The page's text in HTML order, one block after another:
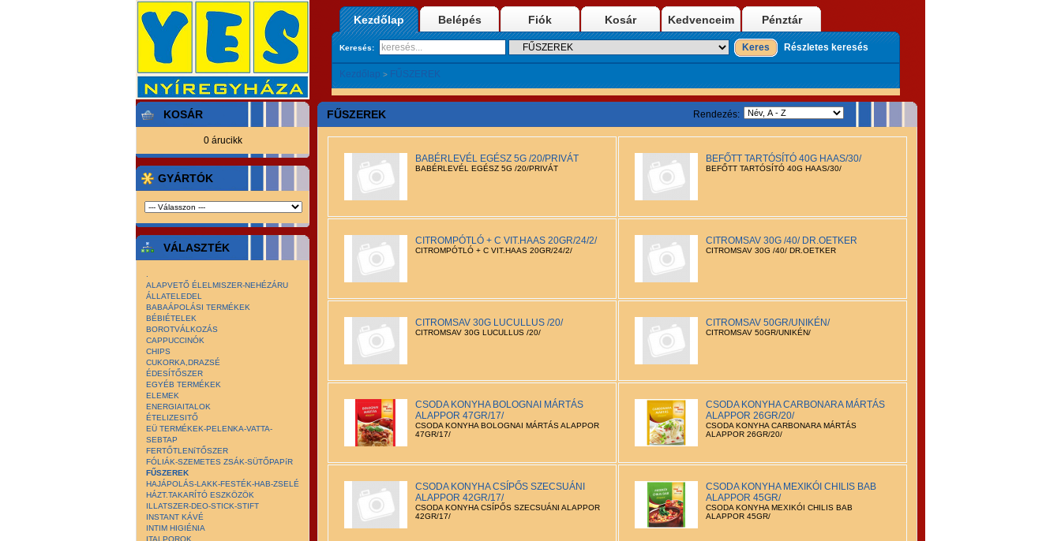
Kezdőlap Belépés Fiók Kosár Kedvenceim Pénztár
Keresés: Keres Részletes keresés
Kezdőlap > FŰSZEREK
KOSÁR
0 árucikk
GYÁRTÓK
VÁLASZTÉK
ALAPVETŐ ÉLELMISZER-NEHÉZÁRU
ÁLLATELEDEL
BABAÁPOLÁSI TERMÉKEK
BÉBIÉTELEK
BOROTVÁLKOZÁS
CAPPUCCINÓK
CHIPS
CUKORKA,DRAZSÉ
ÉDESÍTŐSZER
EGYÉB TERMÉKEK
ELEMEK
ENERGIAITALOK
ÉTELIZESITŐ
EÜ TERMÉKEK-PELENKA-VATTA-
SEBTAP
FERTŐTLENíTŐSZER
FÓLIÁK-SZEMETES ZSÁK-SÜTŐPAPíR
FŰSZEREK
HAJÁPOLÁS-LAKK-FESTÉK-HAB-ZSELÉ
HÁZT.TAKARÍTÓ ESZKÖZÖK
ILLATSZER-DEO-STICK-STIFT
INSTANT KÁVÉ
INTIM HIGIÉNIA
ITALPOROK
Rendezés:
FŰSZEREK
BABÉRLEVÉL EGÉSZ 5G /20/PRIVÁT
BABÉRLEVÉL EGÉSZ 5G /20/PRIVÁT
BEFŐTT TARTÓSÍTÓ 40G HAAS/30/
BEFŐTT TARTÓSÍTÓ 40G HAAS/30/
CITROMPÓTLÓ + C VIT.HAAS 20GR/24/2/
CITROMPÓTLÓ + C VIT.HAAS 20GR/24/2/
CITROMSAV 30G /40/ DR.OETKER
CITROMSAV 30G /40/ DR.OETKER
CITROMSAV 30G LUCULLUS /20/
CITROMSAV 30G LUCULLUS /20/
CITROMSAV 50GR/UNIKÉN/
CITROMSAV 50GR/UNIKÉN/
CSODA KONYHA BOLOGNAI MÁRTÁS
ALAPPOR 47GR/17/
CSODA KONYHA BOLOGNAI MÁRTÁS ALAPPOR
47GR/17/
CSODA KONYHA CARBONARA MÁRTÁS
ALAPPOR 26GR/20/
CSODA KONYHA CARBONARA MÁRTÁS
ALAPPOR 26GR/20/
CSODA KONYHA CSÍPŐS SZECSUÁNI
ALAPPOR 42GR/17/
CSODA KONYHA CSÍPŐS SZECSUÁNI ALAPPOR
42GR/17/
CSODA KONYHA MEXIKÓI CHILIS BAB
ALAPPOR 45GR/
CSODA KONYHA MEXIKÓI CHILIS BAB
ALAPPOR 45GR/